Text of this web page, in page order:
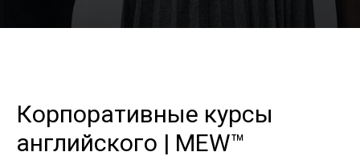
Корпоративные курсы
английского | MEW™